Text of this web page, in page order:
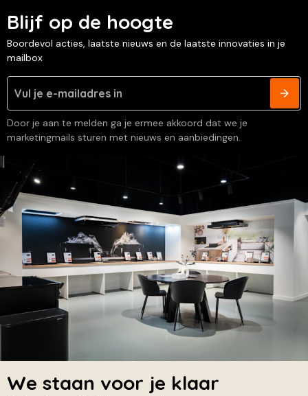
Blijf op de hoogte
Boordevol acties, laatste nieuws en de laatste innovaties in je
mailbox
Door je aan te melden ga je ermee akkoord dat we je
marketingmails sturen met nieuws en aanbiedingen.
We staan voor je klaar